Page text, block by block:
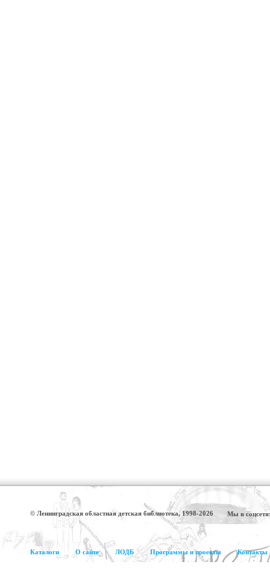
© Ленинградская областная детская библиотека, 1998-2026 Мы в
Каталоги О сайте ЛОДБ Программы и проекты Контакты